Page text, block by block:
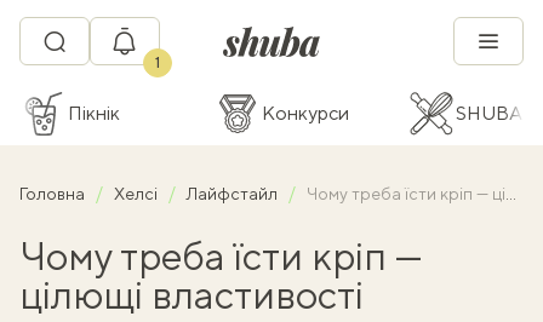
1
Пікнік Конкурси SHUBA
Головна Хелсі Лайфстайл Чому треба їсти кріп — цілющі властивості рослини та користь для організму
Чому треба їсти кріп —
цілющі властивості